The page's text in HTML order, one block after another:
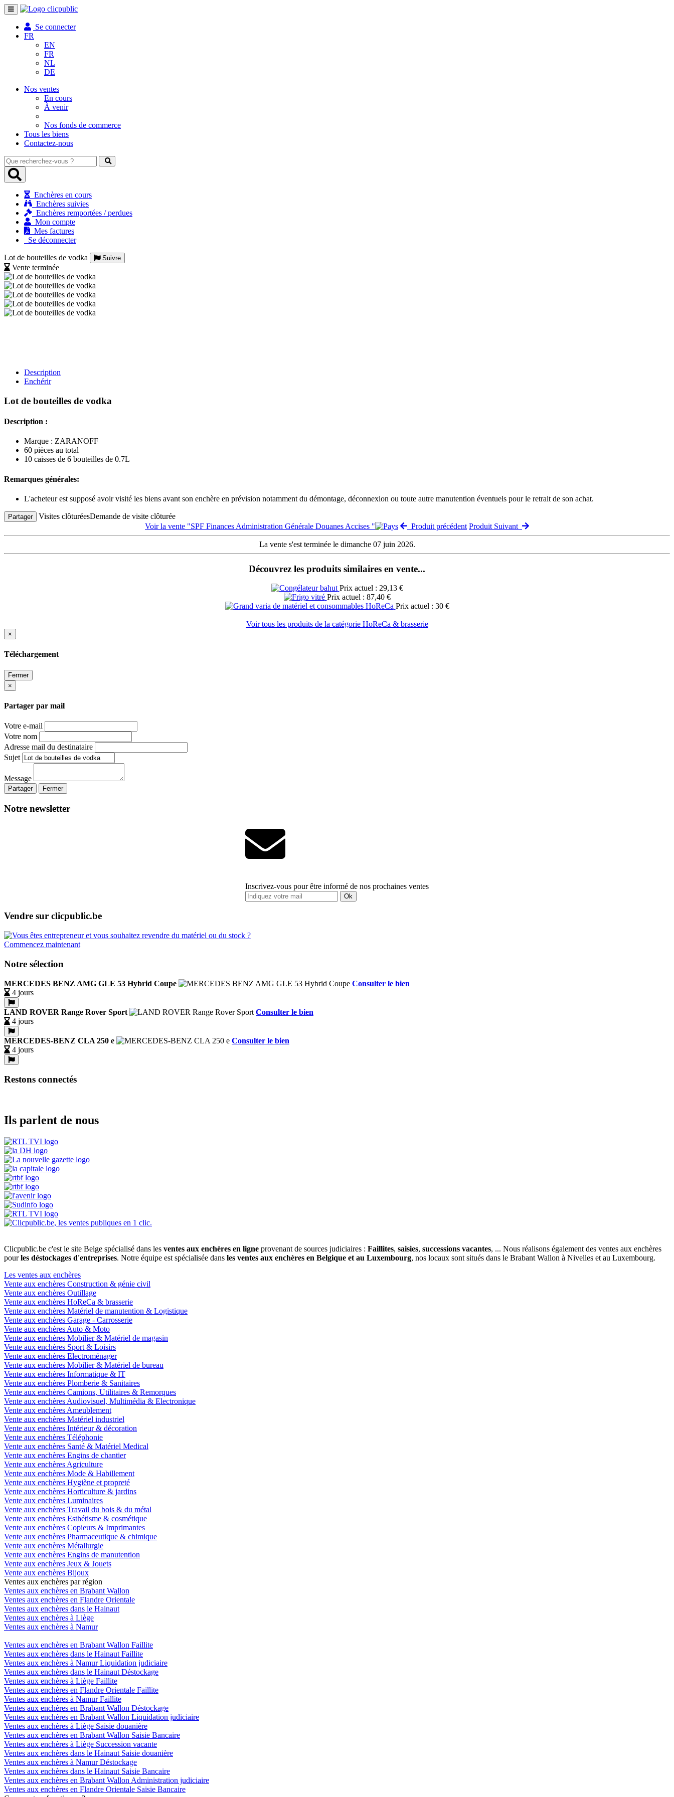
Toggle
navigation
Se connecter
FR
EN
FR
NL
DE
Nos ventes
En cours
À venir
Nos fonds de commerce
Tous les biens
Contactez-nous
Que
recherchez-
vous
Enchères en cours
Enchères suivies
Enchères remportées / perdues
Mon compte
Mes factures
Se déconnecter
Lot de bouteilles de vodka Suivre
Vente terminée
Description
Enchérir
Lot de bouteilles de vodka
Description :
Marque : ZARANOFF
60 pièces au total
10 caisses de 6 bouteilles de 0.7L
Remarques générales:
L'acheteur est supposé avoir visité les biens avant son enchère en prévision notamment du démontage, déconnexion ou toute autre manutention éventuels pour le retrait de son achat.
Partager Visites clôturéesDemande de visite clôturée
Voir la vente "SPF Finances Administration Générale Douanes Accises "
Produit précédent Produit Suivant
La vente s'est terminée le dimanche 07 juin 2026.
Découvrez les produits similaires en vente...
Prix actuel : 29,13 €
Prix actuel : 87,40 €
Prix actuel : 30 €
Voir tous les produits de la catégorie HoReCa & brasserie
×
Téléchargement
Fermer
×
Partager par mail
Votre e-mail
Votre nom
Adresse mail du destinataire
Sujet
Message
Partager Fermer
Notre newsletter
Inscrivez-vous pour être informé de nos prochaines ventes
Ok
Vendre sur clicpublic.be
Commencez maintenant
Notre sélection
MERCEDES BENZ AMG GLE 53 Hybrid Coupe
Consulter le bien
4 jours
LAND ROVER Range Rover Sport
Consulter le bien
4 jours
MERCEDES-BENZ CLA 250 e
Consulter le bien
4 jours
Restons connectés
Ils parlent de nous
Clicpublic.be c'est le site Belge spécialisé dans les ventes aux enchères en ligne provenant de sources judiciaires : Faillites, saisies, successions vacantes, ... Nous réalisons également des ventes aux enchères
pourles déstockages d'entreprises. Notre équipe est spécialisée dans les ventes aux enchères en Belgique et au Luxembourg, nos locaux sont situés dans le Brabant Wallon à Nivelles et au Luxembourg.
Les ventes aux enchères
Vente aux enchères Construction & génie civil
Vente aux enchères Outillage
Vente aux enchères HoReCa & brasserie
Vente aux enchères Matériel de manutention & Logistique
Vente aux enchères Garage - Carrosserie
Vente aux enchères Auto & Moto
Vente aux enchères Mobilier & Matériel de magasin
Vente aux enchères Sport & Loisirs
Vente aux enchères Electroménager
Vente aux enchères Mobilier & Matériel de bureau
Vente aux enchères Informatique & IT
Vente aux enchères Plomberie & Sanitaires
Vente aux enchères Camions, Utilitaires & Remorques
Vente aux enchères Audiovisuel, Multimédia & Electronique
Vente aux enchères Ameublement
Vente aux enchères Matériel industriel
Vente aux enchères Intérieur & décoration
Vente aux enchères Téléphonie
Vente aux enchères Santé & Matériel Medical
Vente aux enchères Engins de chantier
Vente aux enchères Agriculture
Vente aux enchères Mode & Habillement
Vente aux enchères Hygiène et propreté
Vente aux enchères Horticulture & jardins
Vente aux enchères Luminaires
Vente aux enchères Travail du bois & du métal
Vente aux enchères Esthétisme & cosmétique
Vente aux enchères Copieurs & Imprimantes
Vente aux enchères Pharmaceutique & chimique
Vente aux enchères Métallurgie
Vente aux enchères Engins de manutention
Vente aux enchères Jeux & Jouets
Vente aux enchères Bijoux
Ventes aux enchères par région
Ventes aux enchères en Brabant Wallon
Ventes aux enchères en Flandre Orientale
Ventes aux enchères dans le Hainaut
Ventes aux enchères à Liège
Ventes aux enchères à Namur
Ventes aux enchères en Brabant Wallon Faillite
Ventes aux enchères dans le Hainaut Faillite
Ventes aux enchères à Namur Liquidation judiciaire
Ventes aux enchères dans le Hainaut Déstockage
Ventes aux enchères à Liège Faillite
Ventes aux enchères en Flandre Orientale Faillite
Ventes aux enchères à Namur Faillite
Ventes aux enchères en Brabant Wallon Déstockage
Ventes aux enchères en Brabant Wallon Liquidation judiciaire
Ventes aux enchères à Liège Saisie douanière
Ventes aux enchères en Brabant Wallon Saisie Bancaire
Ventes aux enchères à Liège Succession vacante
Ventes aux enchères dans le Hainaut Saisie douanière
Ventes aux enchères à Namur Déstockage
Ventes aux enchères dans le Hainaut Saisie Bancaire
Ventes aux enchères en Brabant Wallon Administration judiciaire
Ventes aux enchères en Flandre Orientale Saisie Bancaire